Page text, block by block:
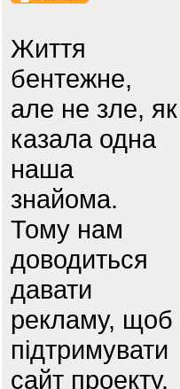
Життя
бентежне,
але не зле, як
казала одна
наша
знайома.
Тому нам
доводиться
давати
рекламу, щоб
підтримувати
сайт проекту.